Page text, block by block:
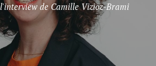
de Camille Vizioz-Brami